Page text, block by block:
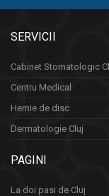
SERVICII
Cabinet Stomatologic
Centru Medical
Hernie de disc
Dermatologie Cluj
PAGINI
La doi pasi de Cluj